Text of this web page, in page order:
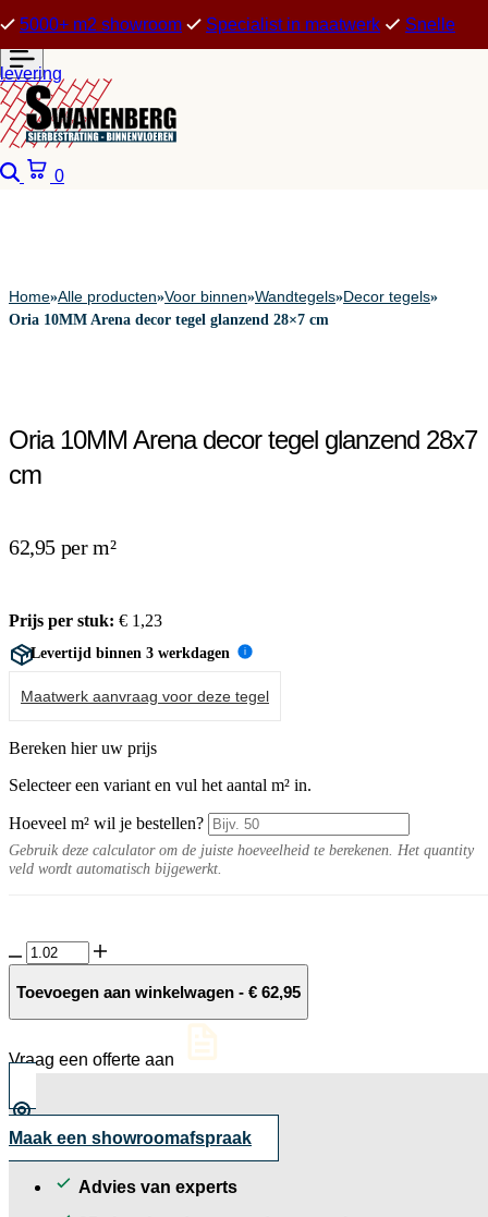
5000+ m2 showroom Specialist in maatwerk Snelle
levering
Zoeken
0
Home»Alle producten»Voor binnen»Wandtegels»Decor tegels»
Oria 10MM Arena decor tegel glanzend 28×7 cm
Oria 10MM Arena decor tegel glanzend 28x7
cm
62,95 per m²
Prijs per stuk: € 1,23
Levertijd binnen 3 werkdagen i
Maatwerk aanvraag voor deze tegel
Bereken hier uw prijs
Selecteer een variant en vul het aantal m² in.
Hoeveel m² wil je bestellen?
Gebruik deze calculator om de juiste hoeveelheid te berekenen. Het quantity
veld wordt automatisch bijgewerkt.
Oria
10MM
Arena
28x7
aantal
Toevoegen aan winkelwagen - € 62,95
Vraag een offerte aan
Maak een showroomafspraak
Advies van experts